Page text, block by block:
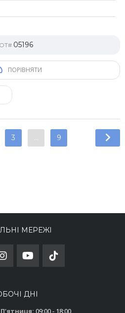
05196
ПОРІВНЯТИ
3 … 9
МЕРЕЖІ
ДНІ
09:00 - 18:00